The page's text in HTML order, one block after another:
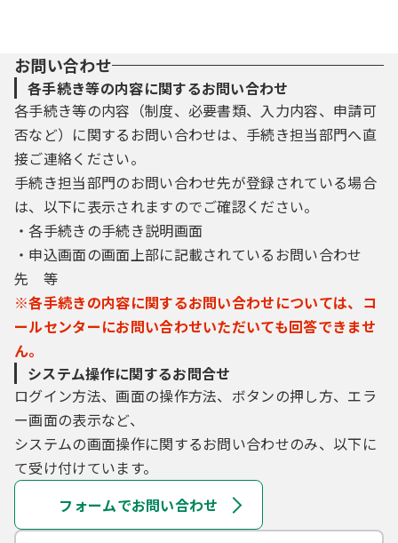
お問い合わせ
各手続き等の内容に関するお問い合わせ
各手続き等の内容（制度、必要書類、入力内容、申請可
否など）に関するお問い合わせは、手続き担当部門へ直
接ご連絡ください。
手続き担当部門のお問い合わせ先が登録されている場合
は、以下に表示されますのでご確認ください。
・各手続きの手続き説明画面
・申込画面の画面上部に記載されているお問い合わせ
先 等
※各手続きの内容に関するお問い合わせについては、コ
ールセンターにお問い合わせいただいても回答できませ
ん。
システム操作に関するお問合せ
ログイン方法、画面の操作方法、ボタンの押し方、エラ
ー画面の表示など、
システムの画面操作に関するお問い合わせのみ、以下に
て受け付けています。
フォームでお問い合わせ